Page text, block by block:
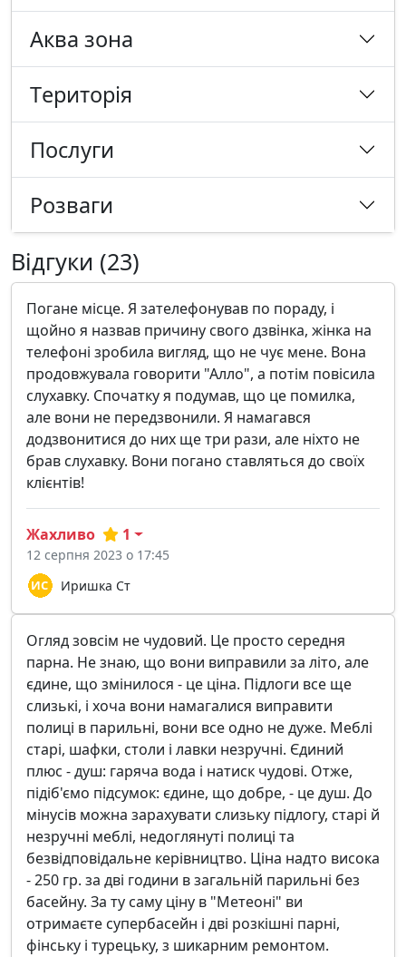
Аква зона
Tериторія
Послуги
Розваги
Відгуки (23)
Погане місце. Я зателефонував по пораду, і
щойно я назвав причину свого дзвінка, жінка на
телефоні зробила вигляд, що не чує мене. Вона
продовжувала говорити "Алло", а потім повісила
слухавку. Спочатку я подумав, що це помилка,
але вони не передзвонили. Я намагався
додзвонитися до них ще три рази, але ніхто не
брав слухавку. Вони погано ставляться до своїх
клієнтів!
Иришка Ст
Жахливо 1
12 серпня 2023 о 17:45
Огляд зовсім не чудовий. Це просто середня
парна. Не знаю, що вони виправили за літо, але
єдине, що змінилося - це ціна. Підлоги все ще
слизькі, і хоча вони намагалися виправити
полиці в парильні, вони все одно не дуже. Меблі
старі, шафки, столи і лавки незручні. Єдиний
плюс - душ: гаряча вода і натиск чудові. Отже,
підіб'ємо підсумок: єдине, що добре, - це душ. До
мінусів можна зарахувати слизьку підлогу, старі й
незручні меблі, недоглянуті полиці та
безвідповідальне керівництво. Ціна надто висока
- 250 гр. за дві години в загальній парильні без
басейну. За ту саму ціну в "Метеоні" ви
отримаєте супербасейн і дві розкішні парні,
фінську і турецьку, з шикарним ремонтом.